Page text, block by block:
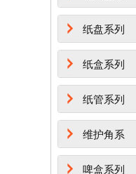
纸盘系列
纸盒系列
纸管系列
维护角系
啤盒系列